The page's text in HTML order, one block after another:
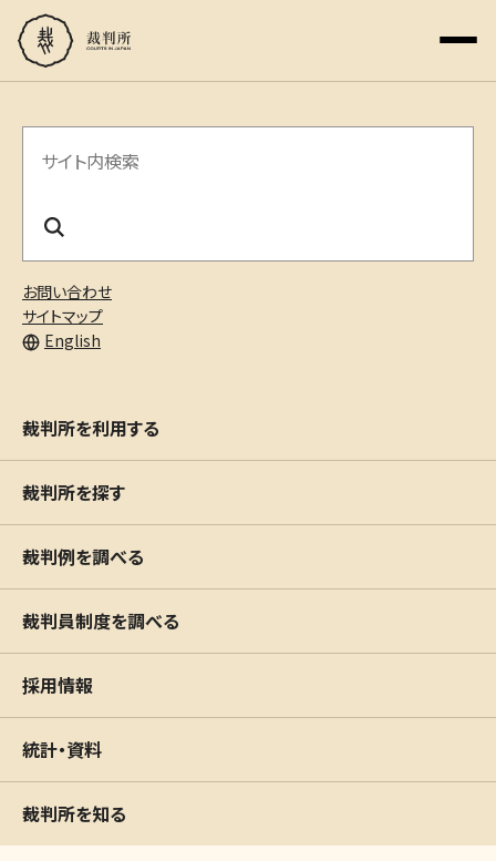
お問い合わせ
サイトマップ
English
サ
内
検
索
裁判所を利用する
裁判所を探す
裁判例を調べる
裁判員制度を調べる
採用情報
統計・資料
裁判所を知る